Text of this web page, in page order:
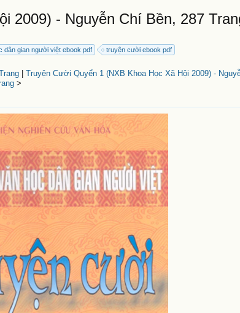
2009) - Nguyễn Chí Bền, 287
dân gian người việt ebook pdf truyện cười ebook pdf
Truyện Cười Quyển 1 (NXB Khoa Học Xã Hội 2009) -
>